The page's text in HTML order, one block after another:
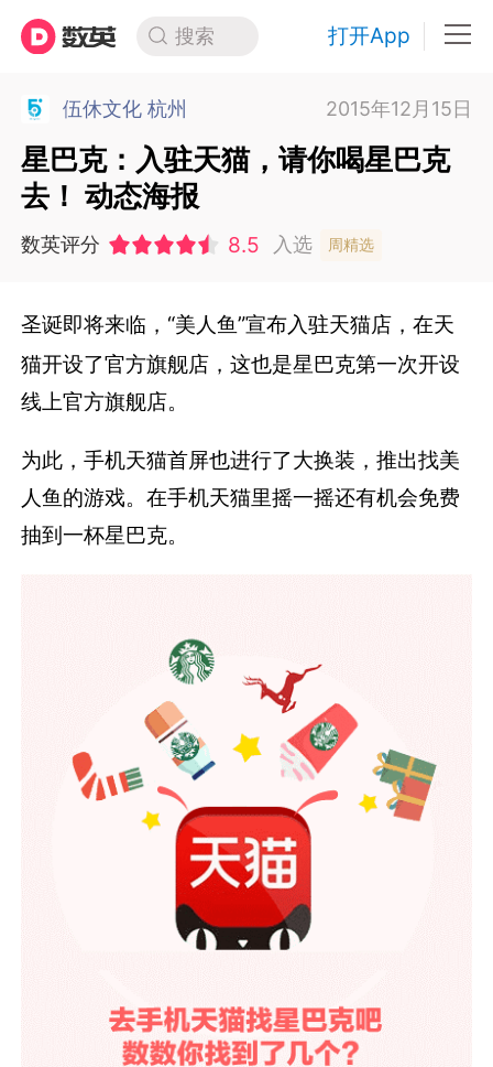
搜索 打开App
伍休文化 杭州 2015年12月15日
星巴克：入驻天猫，请你喝星巴克
去！ 动态海报
数英评分 8.5 入选 周精选
圣诞即将来临， “美人鱼”宣布入驻天猫店，在天
猫开设了官方旗舰店，这也是星巴克第一次开设
线上官方旗舰店。
为此，手机天猫首屏也进行了大换装，推出找美
人鱼的游戏。在手机天猫里摇一摇还有机会免费
抽到一杯星巴克。